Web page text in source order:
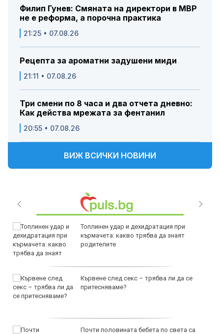
Филип Гунев: Смяната на директори в МВР
не е реформа, а порочна практика
21:25 • 07.08.26
Рецепта за ароматни задушени миди
21:11 • 07.08.26
Три смени по 8 часа и два отчета дневно:
Как действа мрежата за фентанил
20:55 • 07.08.26
ВИЖ ВСИЧКИ НОВИНИ
Топлинен удар и дехидратация при
кърмачета: какво трябва да знаят
родителите
Кървене след секс – трябва ли да се
притесняваме?
Почти половината бебета по света са